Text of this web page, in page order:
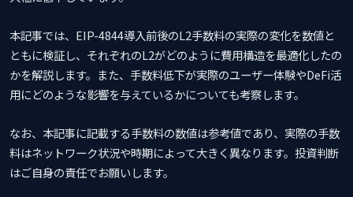
本記事では、EIP-4844導入前後のL2手数料の実際の変化を数値と
ともに検証し、それぞれのL2がどのように費用構造を最適化したの
かを解説します。また、手数料低下が実際のユーザー体験やDeFi活
用にどのような影響を与えているかについても考察します。
なお、本記事に記載する手数料の数値は参考値であり、実際の手数
料はネットワーク状況や時期によって大きく異なります。投資判断
はご自身の責任でお願いします。